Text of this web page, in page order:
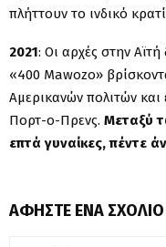
πλήττουν το ινδικό
2021: Οι αρχές στην
«400 Mawozo»
Αμερικανών πολιτών
Πορτ-ο-Πρενς. Μεταξύ
επτά γυναίκες, πέντε
ΑΦΉΣΤΕ ΈΝΑ ΣΧΌΛΙΟ